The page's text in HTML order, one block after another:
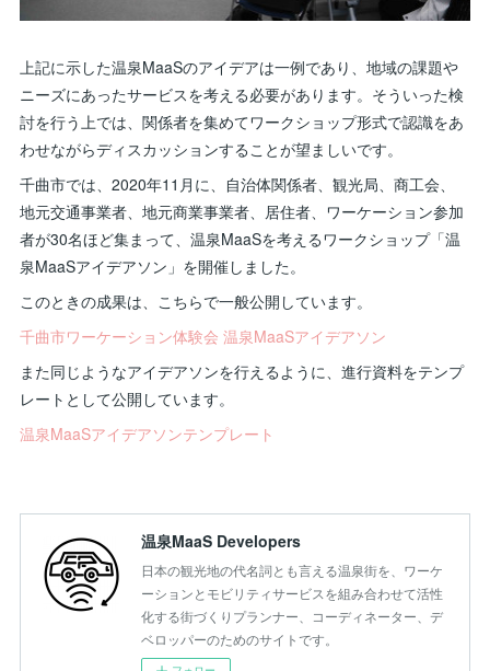
上記に示した温泉MaaSのアイデアは一例であり、地域の課題や
ニーズにあったサービスを考える必要があります。そういった検
討を行う上では、関係者を集めてワークショップ形式で認識をあ
わせながらディスカッションすることが望ましいです。
千曲市では、2020年11月に、自治体関係者、観光局、商工会、
地元交通事業者、地元商業事業者、居住者、ワーケーション参加
者が30名ほど集まって、温泉MaaSを考えるワークショップ「温
泉MaaSアイデアソン」を開催しました。
このときの成果は、こちらで一般公開しています。
千曲市ワーケーション体験会 温泉MaaSアイデアソン
また同じようなアイデアソンを行えるように、進行資料をテンプ
レートとして公開しています。
温泉MaaSアイデアソンテンプレート
温泉MaaS Developers
日本の観光地の代名詞とも言える温泉街を、ワーケ
ーションとモビリティサービスを組み合わせて活性
化する街づくりプランナー、コーディネーター、デ
ベロッパーのためのサイトです。